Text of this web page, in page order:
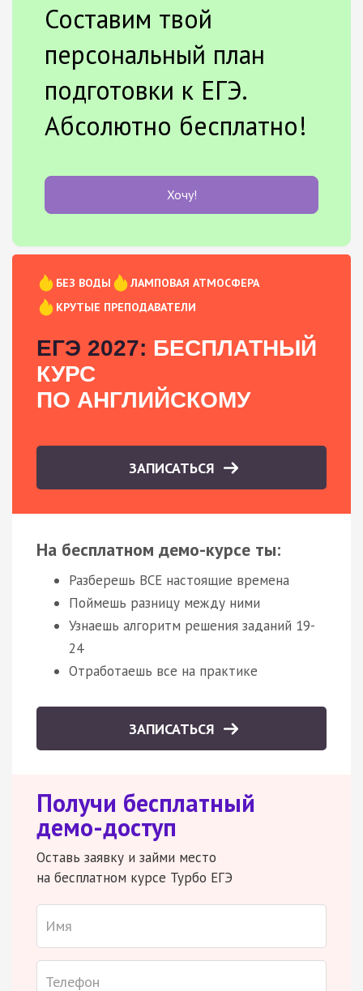
Составим твой
персональный план
подготовки к ЕГЭ.
Абсолютно бесплатно!
Хочу!
БЕЗ ВОДЫ
ЛАМПОВАЯ АТМОСФЕРА
КРУТЫЕ ПРЕПОДАВАТЕЛИ
ЕГЭ 2027: БЕСПЛАТНЫЙ
КУРС
ПО АНГЛИЙСКОМУ
ЗАПИСАТЬСЯ
На бесплатном демо-курсе ты:
Разберешь ВСЕ настоящие времена
Поймешь разницу между ними
Узнаешь алгоритм решения заданий 19-
24
Отработаешь все на практике
ЗАПИСАТЬСЯ
Получи бесплатный
демо-доступ
Оставь заявку и займи место
на бесплатном курсе Турбо ЕГЭ